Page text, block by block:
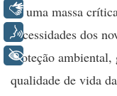
de uma massa
necessidades dos
proteção ambiental,
qualidade de vida
Libras
Voz
+